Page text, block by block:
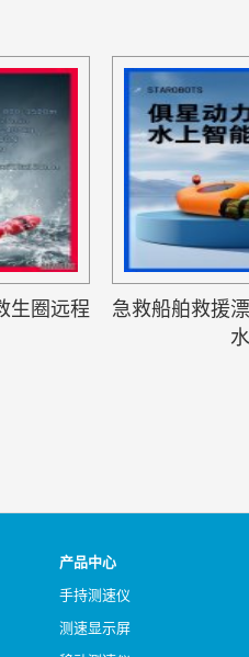
生圈远程
急救船舶救援
产品中心
手持测速仪
测速显示屏